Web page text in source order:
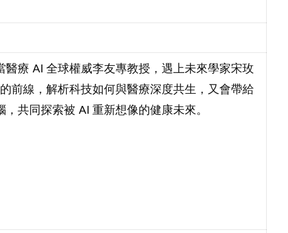
療 AI 全球權威李友專教授，遇上未來學家宋玫
前線，解析科技如何與醫療深度共生，又會帶給
共同探索被 AI 重新想像的健康未來。